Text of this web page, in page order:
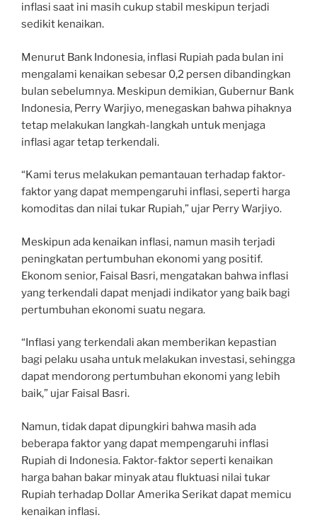
inflasi saat ini masih cukup stabil meskipun terjadi
sedikit kenaikan.
Menurut Bank Indonesia, inflasi Rupiah pada bulan ini
mengalami kenaikan sebesar 0,2 persen dibandingkan
bulan sebelumnya. Meskipun demikian, Gubernur Bank
Indonesia, Perry Warjiyo, menegaskan bahwa pihaknya
tetap melakukan langkah-langkah untuk menjaga
inflasi agar tetap terkendali.
“Kami terus melakukan pemantauan terhadap faktor-
faktor yang dapat mempengaruhi inflasi, seperti harga
komoditas dan nilai tukar Rupiah,” ujar Perry Warjiyo.
Meskipun ada kenaikan inflasi, namun masih terjadi
peningkatan pertumbuhan ekonomi yang positif.
Ekonom senior, Faisal Basri, mengatakan bahwa inflasi
yang terkendali dapat menjadi indikator yang baik bagi
pertumbuhan ekonomi suatu negara.
“Inflasi yang terkendali akan memberikan kepastian
bagi pelaku usaha untuk melakukan investasi, sehingga
dapat mendorong pertumbuhan ekonomi yang lebih
baik,” ujar Faisal Basri.
Namun, tidak dapat dipungkiri bahwa masih ada
beberapa faktor yang dapat mempengaruhi inflasi
Rupiah di Indonesia. Faktor-faktor seperti kenaikan
harga bahan bakar minyak atau fluktuasi nilai tukar
Rupiah terhadap Dollar Amerika Serikat dapat memicu
kenaikan inflasi.